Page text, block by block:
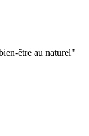
être au naturel"